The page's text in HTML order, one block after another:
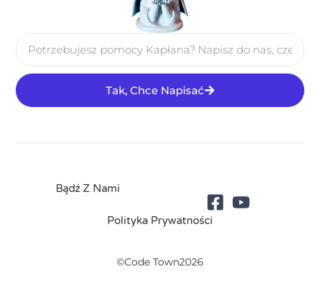
Tak, Chce Napisać
Bądź Z Nami
Polityka Prywatności
©Code Town2026